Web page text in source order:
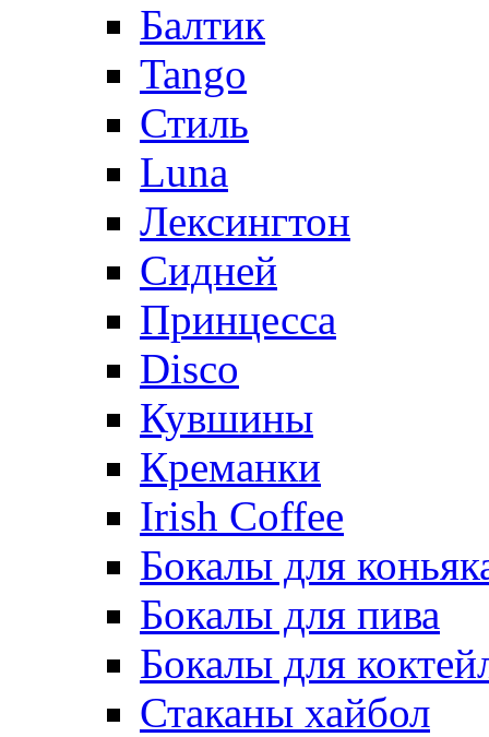
Балтик
Tango
Стиль
Luna
Лексингтон
Сидней
Принцесса
Disco
Кувшины
Креманки
Irish Coffee
Бокалы для
Бокалы для пива
Бокалы для
Стаканы хайбол